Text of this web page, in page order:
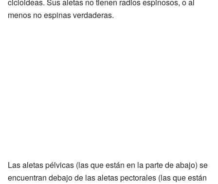
menos no espinas verdaderas.
Las aletas pélvicas (las que están en la parte de abajo) se
encuentran debajo de las aletas pectorales (las que están